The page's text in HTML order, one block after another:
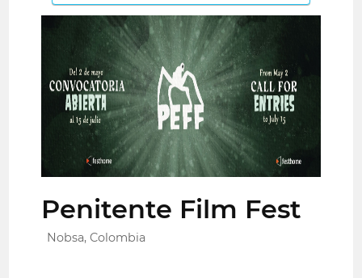
Penitente Film Fest
Nobsa, Colombia